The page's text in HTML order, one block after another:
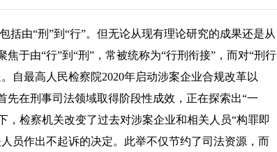
括由“刑”到“行”。但无论从现有理论研究的成果还是从
于由“行”到“刑”，常被统称为“行刑衔接”，而对“刑行
自最高人民检察院2020年启动涉案企业合规改革以
在刑事司法领域取得阶段性成效，正在探索出“一
，检察机关改变了过去对涉案企业和相关人员“构罪即
员作出不起诉的决定。此举不仅节约了司法资源，而